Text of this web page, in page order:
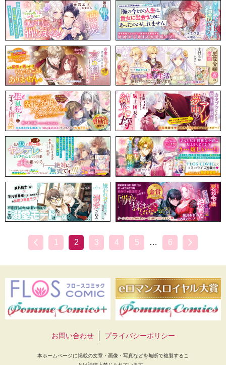
1 2 3 4 5 … 6
お問い合わせ プライバシーポリシー
本ホームページに掲載の文章・画像・写真などを無断で複製するこ